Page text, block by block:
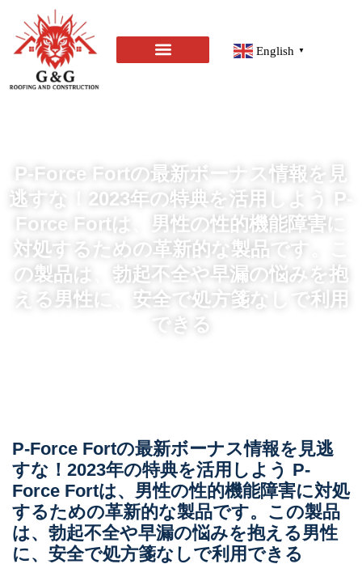
English ▼
P-Force Fortの最新ボーナス情報を見
逃すな！2023年の特典を活用しよう P-
Force Fortは、男性の性的機能障害に
対処するための革新的な製品です。こ
の製品は、勃起不全や早漏の悩みを抱
える男性に、安全で処方箋なしで利用
できる
P-Force Fortの最新ボーナス情報を見逃
すな！2023年の特典を活用しよう P-
Force Fortは、男性の性的機能障害に対処
するための革新的な製品です。この製品
は、勃起不全や早漏の悩みを抱える男性
に、安全で処方箋なしで利用できる